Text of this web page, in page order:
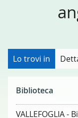
Lo trovi in
Biblioteca
VALLEFOGLIA -